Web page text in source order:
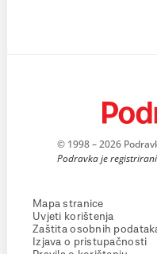
© 1998 – 2026
Podravka je
Mapa stranice
Uvjeti korištenja
Zaštita osobnih
Izjava o pristupačnosti